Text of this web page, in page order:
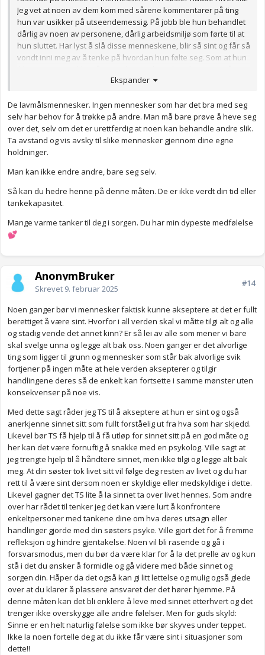
Jeg vet at noen av dem kom med sårene kommentarer på ting
hun var usikker på utseendemessig. På jobb ble hun behandlet
dårlig av noen av personene, dårlig arbeidsmiljø som førte til at
hun sluttet. Har lyst å slå disse menneskene, blir så sint og får så
vondt inni meg av å tenke på hvordan hun følte seg. Som at hun
være sint på disse menneskene? Lurer på hva de har tenkt når
resten av livet
Anonymkode: 9f0e3...fde
Ekspander
De lavmålsmennesker. Ingen mennesker som har det bra med seg
selv har behov for å trøkke på andre. Man må bare prøve å heve seg
over det, selv om det er urettferdig at noen kan behandle andre slik.
Ta avstand og vis avsky til slike mennesker gjennom dine egne
holdninger.
Man kan ikke endre andre, bare seg selv.
Så kan du hedre henne på denne måten. De er ikke verdt din tid eller
tankekapasitet.
Mange varme tanker til deg i sorgen. Du har min dypeste medfølelse
💕
AnonymBruker
Skrevet 9. februar 2025
#14
Noen ganger bør vi mennesker faktisk kunne akseptere at det er fullt
berettiget å være sint. Hvorfor i all verden skal vi måtte tilgi alt og alle
og stadig vende det annet kinn? Er så lei av alle som mener vi bare
skal svelge unna og legge alt bak oss. Noen ganger er det alvorlige
ting som ligger til grunn og mennesker som står bak alvorlige svik
fortjener på ingen måte at hele verden aksepterer og tilgir
handlingene deres så de enkelt kan fortsette i samme mønster uten
konsekvenser på noe vis.
Med dette sagt råder jeg TS til å akseptere at hun er sint og også
anerkjenne sinnet sitt som fullt forståelig ut fra hva som har skjedd.
Likevel bør TS få hjelp til å få utløp for sinnet sitt på en god måte og
her kan det være fornuftig å snakke med en psykolog. Ville sagt at
jeg trengte hjelp til å håndtere sinnet, men ikke tilgi og legge alt bak
meg. At din søster tok livet sitt vil følge deg resten av livet og du har
rett til å være sint dersom noen er skyldige eller medskyldige i dette.
Likevel gagner det TS lite å la sinnet ta over livet hennes. Som andre
over har rådet til tenker jeg det kan være lurt å konfrontere
enkeltpersoner med tankene dine om hva deres utsagn eller
handlinger gjorde med din søsters psyke. Ville gjort det for å fremme
refleksjon og hindre gjentakelse. Noen vil bli rasende og gå i
forsvarsmodus, men du bør da være klar for å la det prelle av og kun
stå i det du ønsker å formidle og gå videre med både sinnet og
sorgen din. Håper da det også kan gi litt lettelse og mulig også glede
over at du klarer å plassere ansvaret der det hører hjemme. På
denne måten kan det bli enklere å leve med sinnet etterhvert og det
trenger ikke overskygge alle andre følelser. Men for guds skyld:
Sinne er en helt naturlig følelse som ikke bør skyves under teppet.
Ikke la noen fortelle deg at du ikke får være sint i situasjoner som
dette!!